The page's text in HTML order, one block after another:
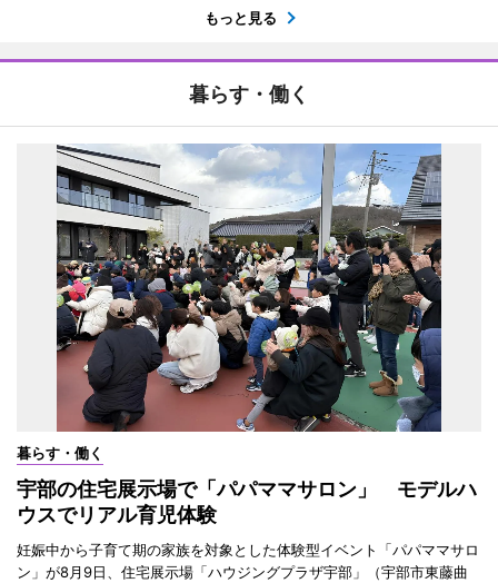
もっと見る
暮らす・働く
暮らす・働く
宇部の住宅展示場で「パパママサロン」 モデルハ
ウスでリアル育児体験
妊娠中から子育て期の家族を対象とした体験型イベント「パパママサロ
ン」が8月9日、住宅展示場「ハウジングプラザ宇部」（宇部市東藤曲